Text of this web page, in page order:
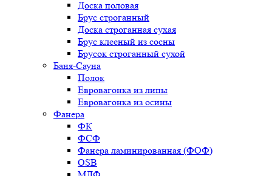
Доска половая
Брус строганный
Доска строганная сухая
Брус клееный из сосны
Брусок строганный сухой
Баня-Сауна
Полок
Евровагонка из липы
Евровагонка из осины
Фанера
ФК
ФСФ
Фанера ламинированная (ФОФ)
OSB